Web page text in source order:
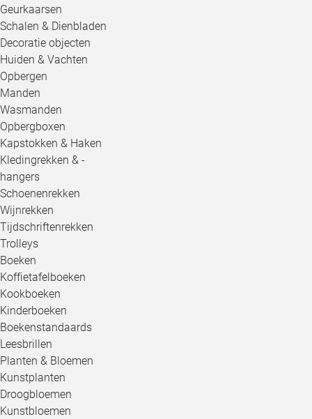
Geurkaarsen
Schalen & Dienbladen
Decoratie objecten
Huiden & Vachten
Opbergen
Manden
Wasmanden
Opbergboxen
Kapstokken & Haken
Kledingrekken & -
hangers
Schoenenrekken
Wijnrekken
Tijdschriftenrekken
Trolleys
Boeken
Koffietafelboeken
Kookboeken
Kinderboeken
Boekenstandaards
Leesbrillen
Planten & Bloemen
Kunstplanten
Droogbloemen
Kunstbloemen